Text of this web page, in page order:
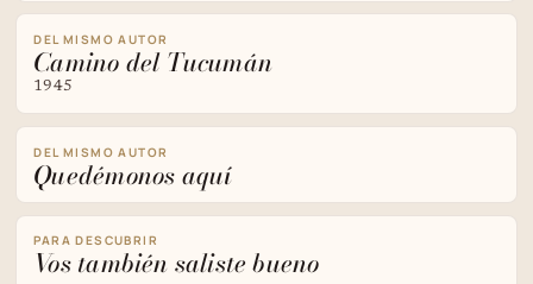
DEL MISMO AUTOR
Camino del Tucumán
1945
DEL MISMO AUTOR
Quedémonos aquí
PARA DESCUBRIR
Vos también saliste bueno